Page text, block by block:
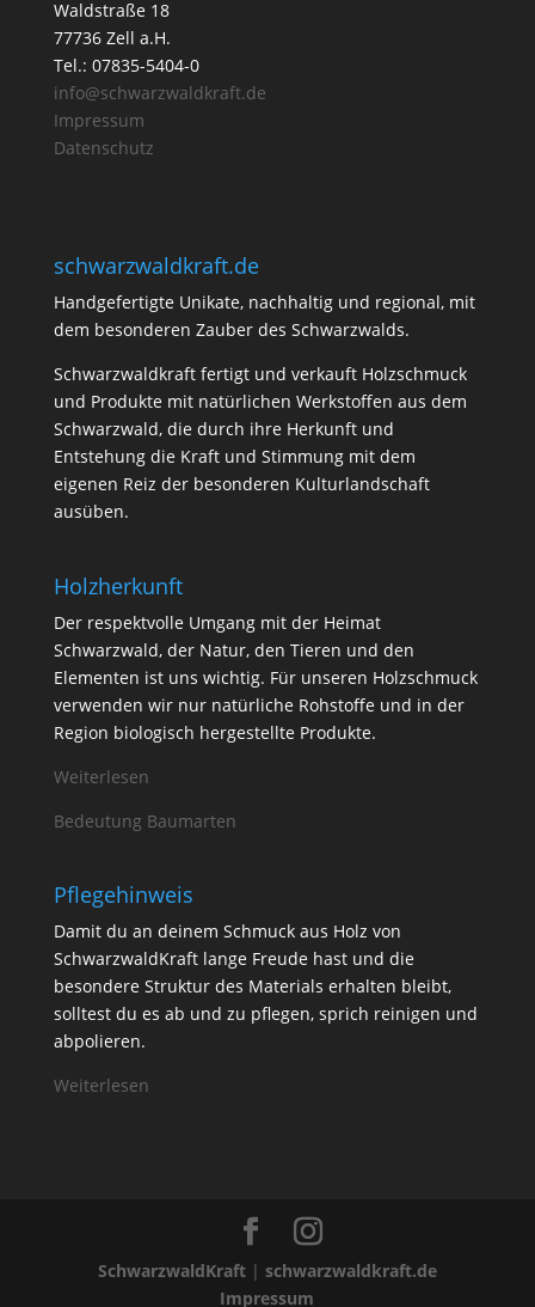
Waldstraße 18
77736 Zell a.H.
Tel.: 07835-5404-0
info@schwarzwaldkraft.de
Impressum
Datenschutz
schwarzwaldkraft.de
Handgefertigte Unikate, nachhaltig und regional, mit
dem besonderen Zauber des Schwarzwalds.
Schwarzwaldkraft fertigt und verkauft Holzschmuck
und Produkte mit natürlichen Werkstoffen aus dem
Schwarzwald, die durch ihre Herkunft und
Entstehung die Kraft und Stimmung mit dem
eigenen Reiz der besonderen Kulturlandschaft
ausüben.
Holzherkunft
Der respektvolle Umgang mit der Heimat
Schwarzwald, der Natur, den Tieren und den
Elementen ist uns wichtig. Für unseren Holzschmuck
verwenden wir nur natürliche Rohstoffe und in der
Region biologisch hergestellte Produkte.
Weiterlesen
Bedeutung Baumarten
Pflegehinweis
Damit du an deinem Schmuck aus Holz von
SchwarzwaldKraft lange Freude hast und die
besondere Struktur des Materials erhalten bleibt,
solltest du es ab und zu pflegen, sprich reinigen und
abpolieren.
Weiterlesen
SchwarzwaldKraft| schwarzwaldkraft.de
Impressum